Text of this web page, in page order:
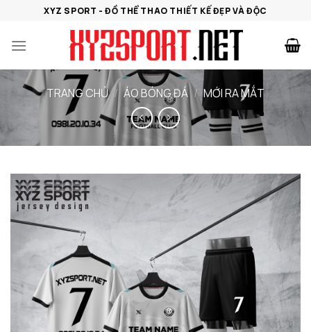
nội
XYZ SPORT - ĐỒ THỂ THAO THIẾT KẾ ĐẸP VÀ ĐỘC
TRANG CHỦ / ÁO BÓNG ĐÁ / MỚI RA MẮT